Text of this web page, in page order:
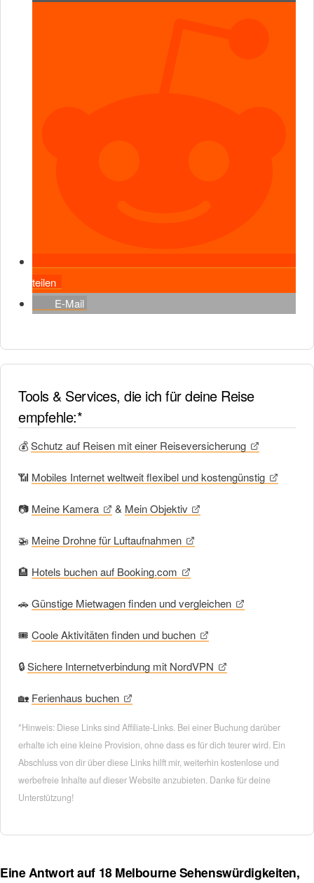
teilen
E-Mail
Tools & Services, die ich für deine Reise
empfehle:*
💰Schutz auf Reisen mit einer Reiseversicherung
📶 Mobiles Internet weltweit flexibel und kostengünstig
📷 Meine Kamera & Mein Objektiv
🚁 Meine Drohne für Luftaufnahmen
🏨 Hotels buchen auf Booking.com
🚗 Günstige Mietwagen finden und vergleichen
🎟 Coole Aktivitäten finden und buchen
🔒Sichere Internetverbindung mit NordVPN
🏡 Ferienhaus buchen
*Hinweis: Diese Links sind Affiliate-Links. Bei einer Buchung darüber
erhalte ich eine kleine Provision, ohne dass es für dich teurer wird. Ein
Abschluss von dir über diese Links hilft mir, weiterhin kostenlose und
werbefreie Inhalte auf dieser Website anzubieten. Danke für deine
Unterstützung!
Eine Antwort auf 18 Melbourne Sehenswürdigkeiten,